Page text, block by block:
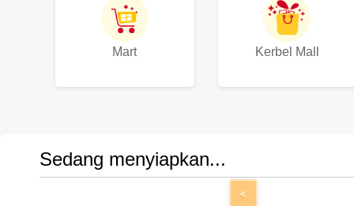
Mart Kerbel Mall
Sedang menyiapkan...
<